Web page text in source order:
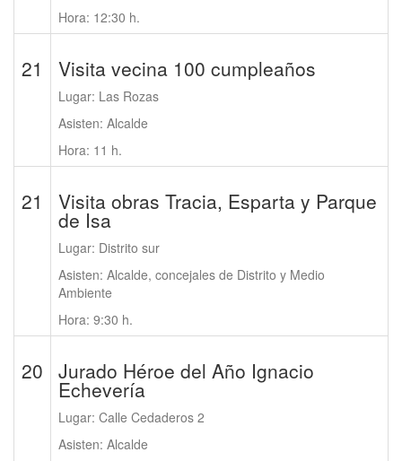
Hora: 12:30 h.
21 Visita vecina 100 cumpleaños
Lugar: Las Rozas
Asisten: Alcalde
Hora: 11 h.
21 Visita obras Tracia, Esparta y Parque
de Isa
Lugar: Distrito sur
Asisten: Alcalde, concejales de Distrito y Medio
Ambiente
Hora: 9:30 h.
20 Jurado Héroe del Año Ignacio
Echevería
Lugar: Calle Cedaderos 2
Asisten: Alcalde